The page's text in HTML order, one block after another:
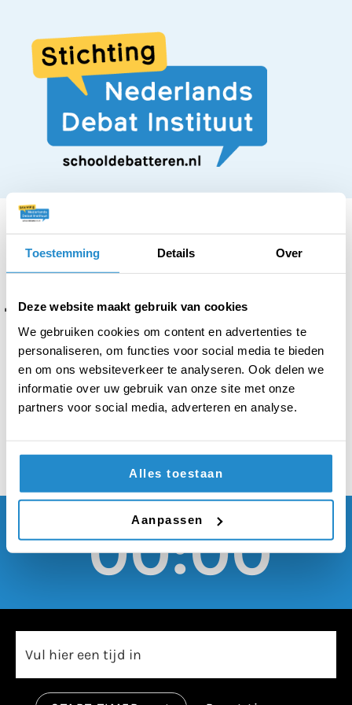
Toestemming Details Over
Deze website maakt gebruik van cookies
We gebruiken cookies om content en advertenties te
personaliseren, om functies voor social media te bieden
en om ons websiteverkeer te analyseren. Ook delen we
informatie over uw gebruik van onze site met onze
partners voor social media, adverteren en analyse.
Alles toestaan
Aanpassen
Tijdens de feestdagen
moeten social media
verboden worden
00:00